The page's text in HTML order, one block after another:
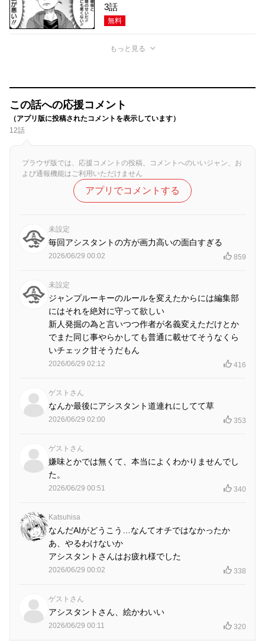
3話
無料
もっと見る
この話への応援コメント
（アプリ版に投稿されたコメントを表示しています）
12話
ブラウザ版では、応援コメントの投稿、コメントへのいいジャン、お
よび通報機能はご利用いただけません
アプリでコメントする
未設定
毎回アシスタントの方が画力高いの面白すぎる
2026/06/29 00:02 859
未設定
ジャンプルーキーのルールを変えたからには編集部
にはそれを絶対に守って欲しい
新人発掘の為と言いつつ作者が名義変えただけとか
でまた同じ事やらかしても普通に載せてそうなくら
いチェック甘そうだもん
2026/06/29 02:12 416
ゲストさん
なんか最後にアシスタント道連れにしてて草
2026/06/29 02:00 353
ゲストさん
嫌味とかでは無くて、本当によくわかりませんでし
た。
2026/06/29 00:51 340
Katsuhisa
なんだAIがどうこう…なんてオチではなかったか
あ、やるわけないか
アシスタントさんはお疲れ様でした
2026/06/29 00:02 338
ゲストさん
アシスタントさん、絵かわいい
2026/06/29 00:11 320